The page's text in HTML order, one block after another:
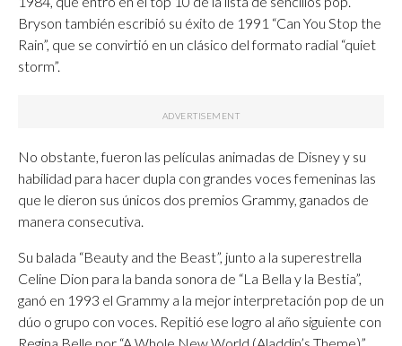
Bryson también escribió su éxito de 1991 “Can You Stop the
Rain”, que se convirtió en un clásico del formato radial “quiet
storm”.
No obstante, fueron las películas animadas de Disney y su
habilidad para hacer dupla con grandes voces femeninas las
que le dieron sus únicos dos premios Grammy, ganados de
manera consecutiva.
Su balada “Beauty and the Beast”, junto a la superestrella
Celine Dion para la banda sonora de “La Bella y la Bestia”,
ganó en 1993 el Grammy a la mejor interpretación pop de un
dúo o grupo con voces. Repitió ese logro al año siguiente con
Regina Belle por “A Whole New World (Aladdin’s Theme)”,